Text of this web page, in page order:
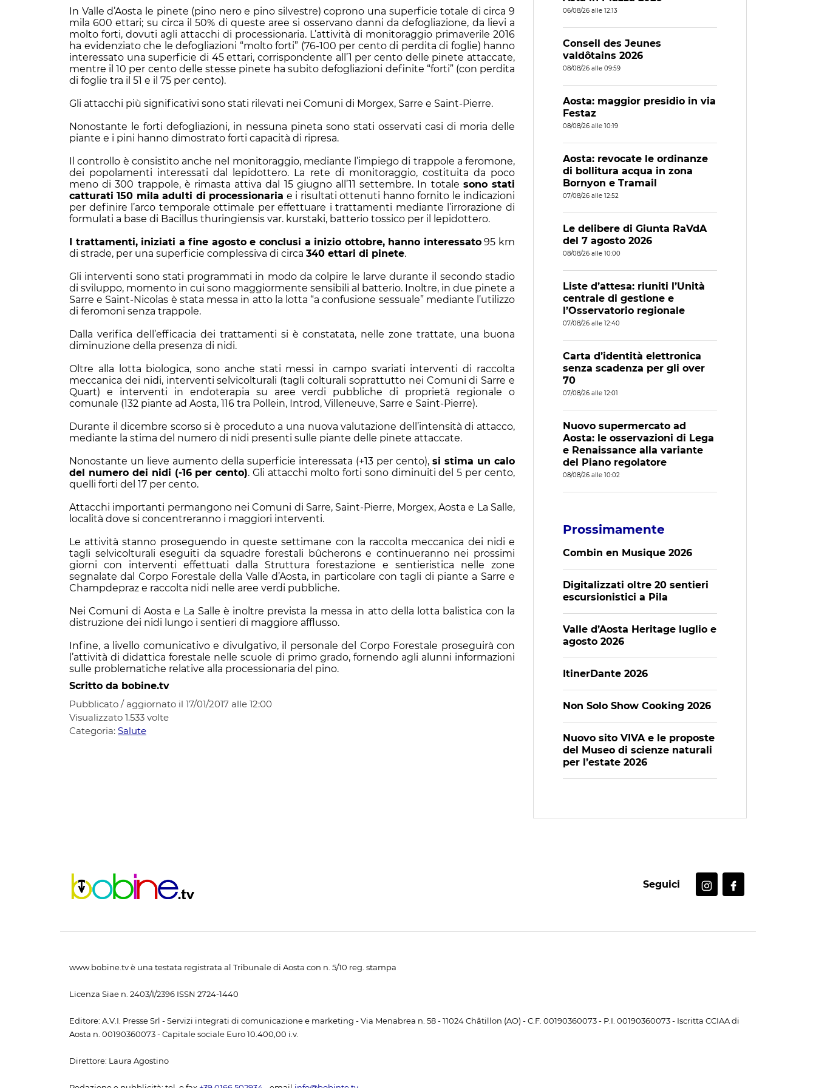
In Valle d’Aosta le pinete (pino nero e pino silvestre) coprono una superficie totale di circa 9
mila 600 ettari; su circa il 50% di queste aree si osservano danni da defogliazione, da lievi a
molto forti, dovuti agli attacchi di processionaria. L’attività di monitoraggio primaverile 2016
ha evidenziato che le defogliazioni “molto forti” (76-100 per cento di perdita di foglie) hanno
interessato una superficie di 45 ettari, corrispondente all’1 per cento delle pinete attaccate,
mentre il 10 per cento delle stesse pinete ha subito defogliazioni definite “forti” (con perdita
di foglie tra il 51 e il 75 per cento).
Gli attacchi più significativi sono stati rilevati nei Comuni di Morgex, Sarre e Saint-Pierre.
Nonostante le forti defogliazioni, in nessuna pineta sono stati osservati casi di moria delle
piante e i pini hanno dimostrato forti capacità di ripresa.
Il controllo è consistito anche nel monitoraggio, mediante l’impiego di trappole a feromone,
dei popolamenti interessati dal lepidottero. La rete di monitoraggio, costituita da poco
meno di 300 trappole, è rimasta attiva dal 15 giugno all’11 settembre. In totale sono stati
catturati 150 mila adulti di processionaria e i risultati ottenuti hanno fornito le indicazioni
per definire l’arco temporale ottimale per effettuare i trattamenti mediante l’irrorazione di
formulati a base di Bacillus thuringiensis var. kurstaki, batterio tossico per il lepidottero.
I trattamenti, iniziati a fine agosto e conclusi a inizio ottobre, hanno interessato95 km
di strade, per una superficie complessiva di circa 340 ettari di pinete.
Gli interventi sono stati programmati in modo da colpire le larve durante il secondo stadio
di sviluppo, momento in cui sono maggiormente sensibili al batterio. Inoltre, in due pinete a
Sarre e Saint-Nicolas è stata messa in atto la lotta “a confusione sessuale” mediante l’utilizzo
di feromoni senza trappole.
Dalla verifica dell’efficacia dei trattamenti si è constatata, nelle zone trattate, una buona
diminuzione della presenza di nidi.
Oltre alla lotta biologica, sono anche stati messi in campo svariati interventi di raccolta
meccanica dei nidi, interventi selvicolturali (tagli colturali soprattutto nei Comuni di Sarre e
Quart) e interventi in endoterapia su aree verdi pubbliche di proprietà regionale o
comunale (132 piante ad Aosta, 116 tra Pollein, Introd, Villeneuve, Sarre e Saint-Pierre).
Durante il dicembre scorso si è proceduto a una nuova valutazione dell’intensità di attacco,
mediante la stima del numero di nidi presenti sulle piante delle pinete attaccate.
Nonostante un lieve aumento della superficie interessata (+13 per cento), si stima un calo
del numero dei nidi (-16 per cento). Gli attacchi molto forti sono diminuiti del 5 per cento,
quelli forti del 17 per cento.
Attacchi importanti permangono nei Comuni di Sarre, Saint-Pierre, Morgex, Aosta e La Salle,
località dove si concentreranno i maggiori interventi.
Le attività stanno proseguendo in queste settimane con la raccolta meccanica dei nidi e
tagli selvicolturali eseguiti da squadre forestali bûcherons e continueranno nei prossimi
giorni con interventi effettuati dalla Struttura forestazione e sentieristica nelle zone
segnalate dal Corpo Forestale della Valle d’Aosta, in particolare con tagli di piante a Sarre e
Champdepraz e raccolta nidi nelle aree verdi pubbliche.
Nei Comuni di Aosta e La Salle è inoltre prevista la messa in atto della lotta balistica con la
distruzione dei nidi lungo i sentieri di maggiore afflusso.
Infine, a livello comunicativo e divulgativo, il personale del Corpo Forestale proseguirà con
l’attività di didattica forestale nelle scuole di primo grado, fornendo agli alunni informazioni
sulle problematiche relative alla processionaria del pino.
Scritto da bobine.tv
Pubblicato / aggiornato il 17/01/2017 alle 12:00
Visualizzato 1.533 volte
Categoria: Salute
06/08/26 alle 12:13
Conseil des Jeunes
valdôtains 2026
08/08/26 alle 09:59
Aosta: maggior presidio in via
Festaz
08/08/26 alle 10:19
Aosta: revocate le ordinanze
di bollitura acqua in zona
Bornyon e Tramail
07/08/26 alle 12:52
Le delibere di Giunta RaVdA
del 7 agosto 2026
08/08/26 alle 10:00
Liste d’attesa: riuniti l’Unità
centrale di gestione e
l’Osservatorio regionale
07/08/26 alle 12:40
Carta d’identità elettronica
senza scadenza per gli over
70
07/08/26 alle 12:01
Nuovo supermercato ad
Aosta: le osservazioni di Lega
e Renaissance alla variante
del Piano regolatore
08/08/26 alle 10:02
Prossimamente
Combin en Musique 2026
Digitalizzati oltre 20 sentieri
escursionistici a Pila
Valle d’Aosta Heritage luglio e
agosto 2026
ItinerDante 2026
Non Solo Show Cooking 2026
Nuovo sito VIVA e le proposte
del Museo di scienze naturali
per l’estate 2026
Seguici
www.bobine.tv è una testata registrata al Tribunale di Aosta con n. 5/10 reg. stampa
Licenza Siae n. 2403/I/2396 ISSN 2724-1440
Editore: A.V.I. Presse Srl - Servizi integrati di comunicazione e marketing - Via Menabrea n. 58 - 11024 Châtillon (AO) - C.F. 00190360073 - P.I. 00190360073 - Iscritta CCIAA di
Aosta n. 00190360073 - Capitale sociale Euro 10.400,00 i.v.
Direttore: Laura Agostino